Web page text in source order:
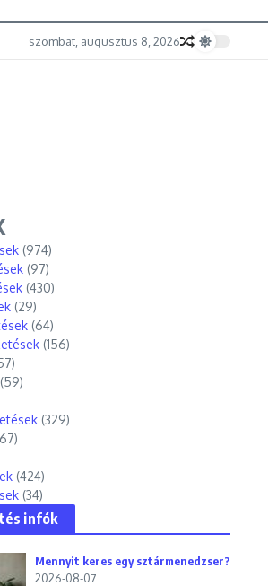
szombat, augusztus 8, 2026
(974)
(97)
(430)
(29)
(64)
(156)
(59)
(329)
(424)
(34)
infók
Mennyit keres egy sztármenedzser?
2026-08-07